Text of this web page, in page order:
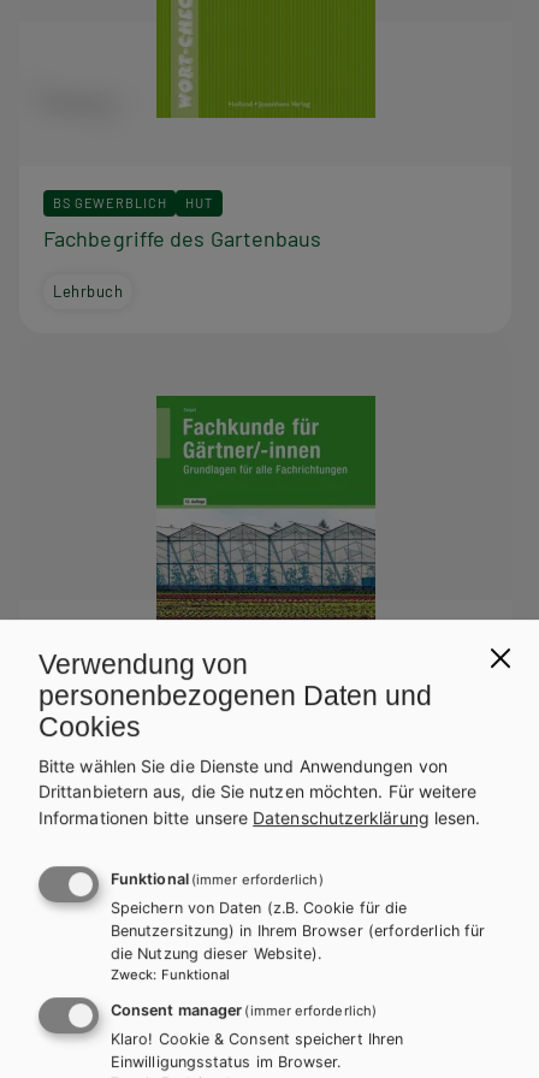
BS GEWERBLICH HUT
Fachbegriffe des Gartenbaus
Lehrbuch
BS GEWERBLICH HLFS/LFS
Fachkunde für Gärtner/-innen
Lehrbuch Lehrbuch + E-Book
Arbeitsbuch
Zusatzmaterial
Verwendung von
personenbezogenen Daten und
Cookies
Bitte wählen Sie die Dienste und Anwendungen von
Drittanbietern aus, die Sie nutzen möchten. Für weitere
Informationen bitte unsere Datenschutzerklärung lesen.
Funktional (immer erforderlich)
Speichern von Daten (z.B. Cookie für die
Benutzersitzung) in Ihrem Browser (erforderlich für
die Nutzung dieser Website).
Zweck: Funktional
Consent manager (immer erforderlich)
Klaro! Cookie & Consent speichert Ihren
Einwilligungsstatus im Browser.